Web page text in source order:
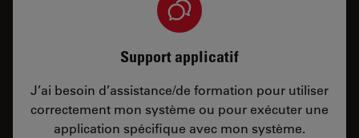
Support applicatif
J’ai besoin d’assistance/de formation pour utiliser
correctement mon système ou pour exécuter une
application spécifique avec mon système.